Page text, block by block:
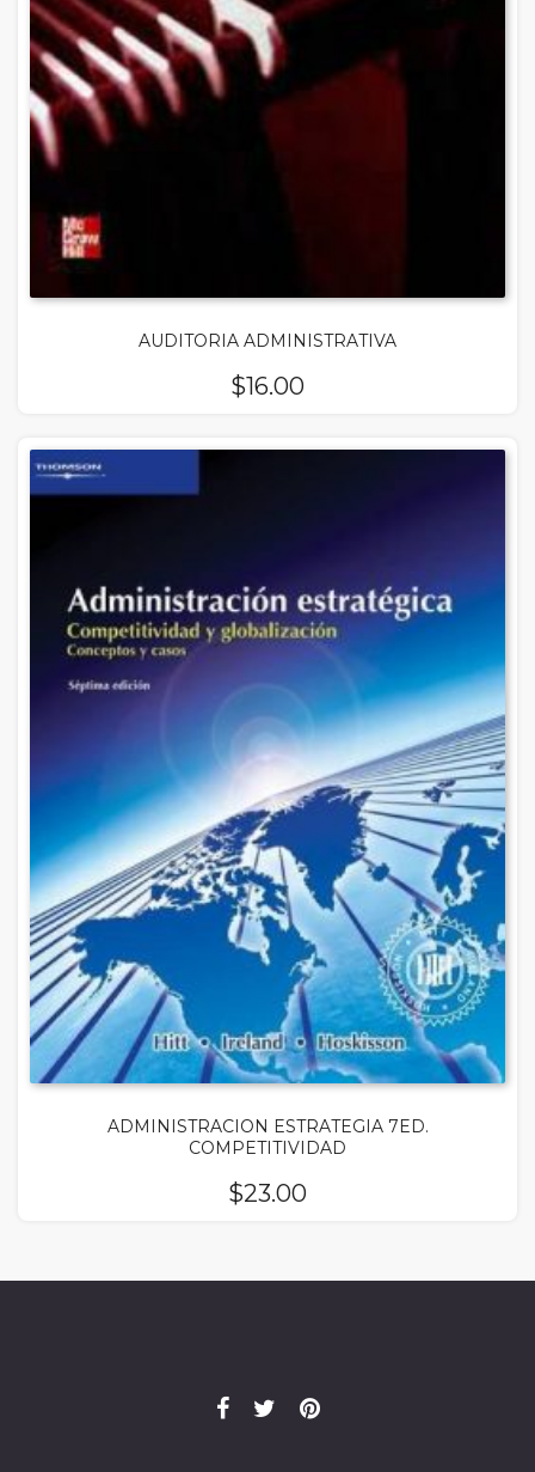
AUDITORIA ADMINISTRATIVA
$16.00
ADMINISTRACION ESTRATEGIA 7ED.
COMPETITIVIDAD
$23.00